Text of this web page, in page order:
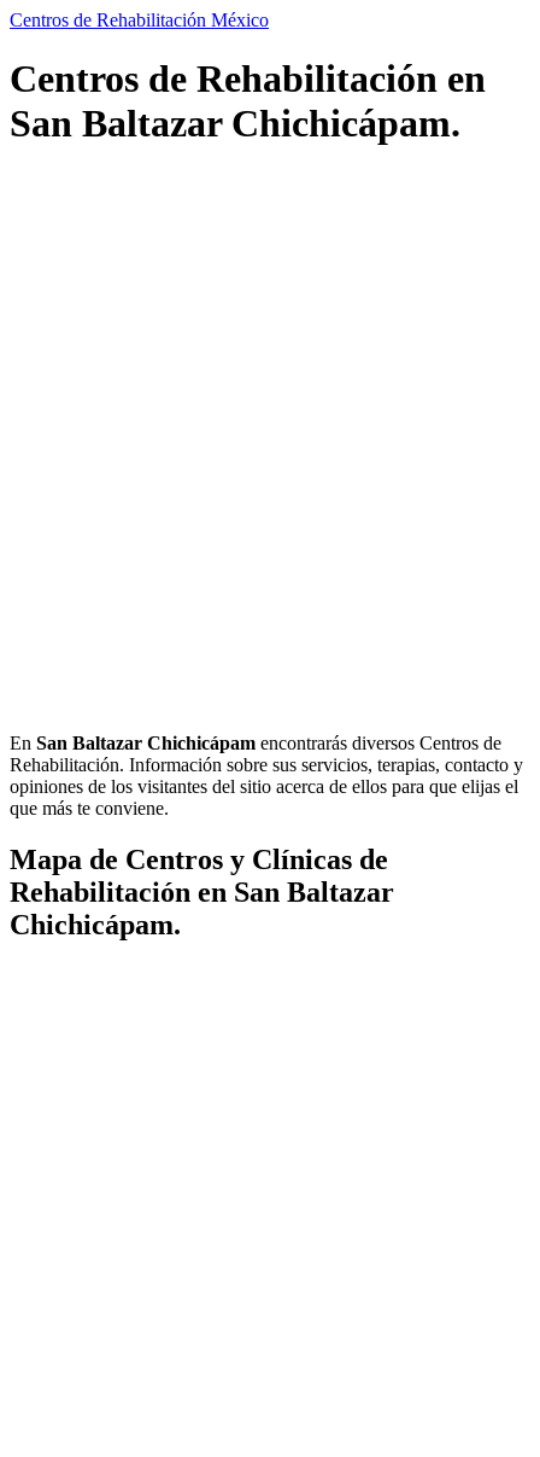
Centros de Rehabilitación México
Centros de Rehabilitación en
San Baltazar Chichicápam.
En San Baltazar Chichicápam encontrarás diversos Centros de
Rehabilitación. Información sobre sus servicios, terapias, contacto y
opiniones de los visitantes del sitio acerca de ellos para que elijas el
que más te conviene.
Mapa de Centros y Clínicas de
Rehabilitación en San Baltazar
Chichicápam.